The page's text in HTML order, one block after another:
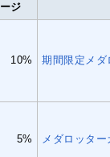
ジ
10%
期間限定メダ
5% メダロッター